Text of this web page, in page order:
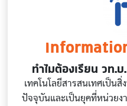
ทำไมต้องเรียน วท.บ
เทคโนโลยีสารสนเทศเป็น
ปัจจุบันและเป็นยุคที่หน่วยง